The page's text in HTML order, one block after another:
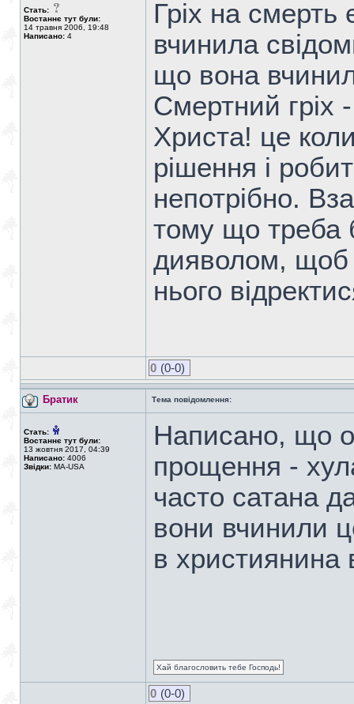
Стать:
Востаннє тут були:
14 травня 2006, 19:48
Написано: 4
Гріх на
вчинила
що вона
Смертний гріх
Христа! це
рішення і
непотрібно.
тому що треба
дияволом, щоб
нього
0 (0-0)
Братик Тема повідомлення:
Стать:
Востаннє тут були:
13 жовтня 2017, 04:39
Написано: 4006
Звідки: MA-USA
Написано, що
прощення -
часто сатана
вони вчинили
в християнина
Хай благословить тебе Господь!
0 (0-0)